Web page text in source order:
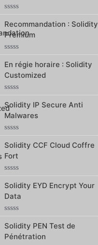
0
sur
5
Recommandation : Solidity
Premium
0
sur
5
En régie horaire : Solidity
Customized
0
sur
5
Solidity IP Secure Anti
Malwares
0
sur
5
Solidity CCF Cloud Coffre
Fort
0
sur
5
Solidity EYD Encrypt Your
Data
0
sur
5
Solidity PEN Test de
Pénétration